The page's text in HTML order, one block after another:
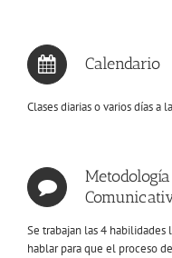
Calendario
Clases diarias o varios días a
Se trabajan las 4 habilidades
hablar para que el proceso